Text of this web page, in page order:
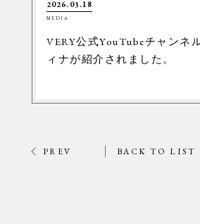
2026.03.18
MEDIA
VERY公式YouTubeチャンネ
ィナが紹介されました。
PREV BACK TO LIST